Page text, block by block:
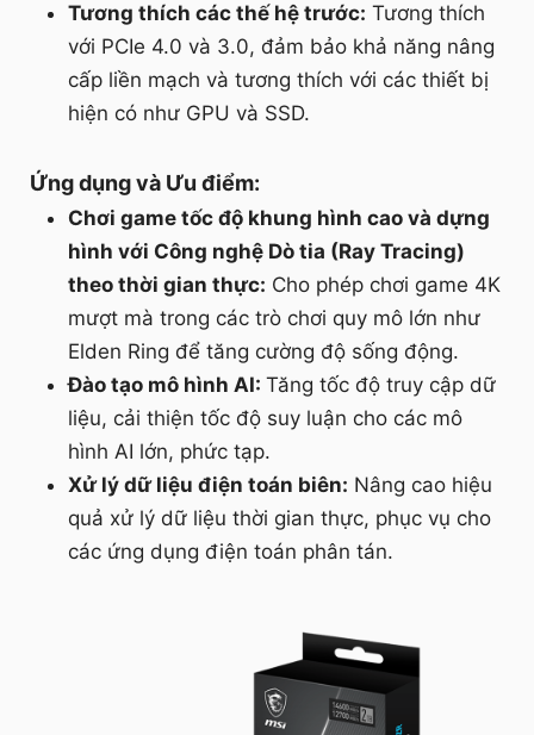
Tương thích các thế hệ trước: Tương thích
với PCIe 4.0 và 3.0, đảm bảo khả năng nâng
cấp liền mạch và tương thích với các thiết bị
hiện có như GPU và SSD.
Ứng dụng và Ưu điểm:
Chơi game tốc độ khung hình cao và dựng
hình với Công nghệ Dò tia (Ray Tracing)
theo thời gian thực: Cho phép chơi game 4K
mượt mà trong các trò chơi quy mô lớn như
Elden Ring để tăng cường độ sống động.
Đào tạo mô hình AI:Tăng tốc độ truy cập dữ
liệu, cải thiện tốc độ suy luận cho các mô
hình AI lớn, phức tạp.
Xử lý dữ liệu điện toán biên: Nâng cao hiệu
quả xử lý dữ liệu thời gian thực, phục vụ cho
các ứng dụng điện toán phân tán.